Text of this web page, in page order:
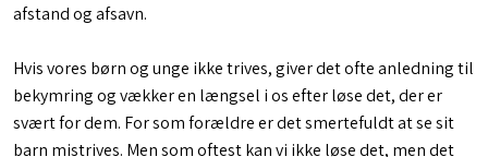
afstand og afsavn.
Hvis vores børn og unge ikke trives, giver det ofte anledning til
bekymring og vækker en længsel i os efter løse det, der er
svært for dem. For som forældre er det smertefuldt at se sit
barn mistrives. Men som oftest kan vi ikke løse det, men det